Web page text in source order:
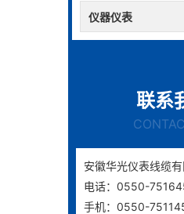
仪器仪表
联系
安徽华光仪表线缆
电话：0550-
手机：0550-